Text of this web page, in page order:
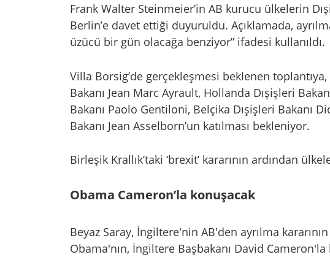
Frank Walter Steinmeier’in AB kurucu ülkelerin
Berlin’e davet ettiği duyuruldu. Açıklamada,
üzücü bir gün olacağa benziyor” ifadesi kullanıldı.
Villa Borsig’de gerçekleşmesi beklenen toplantıya,
Bakanı Jean Marc Ayrault, Hollanda Dışişleri
Bakanı Paolo Gentiloni, Belçika Dışişleri Bakanı
Bakanı Jean Asselborn’un katılması bekleniyor.
Birleşik Krallık’taki ‘brexit’ kararının ardından
Obama Cameron’la konuşacak
Beyaz Saray, İngiltere'nin AB'den ayrılma
Obama'nın, İngiltere Başbakanı David Cameron'la